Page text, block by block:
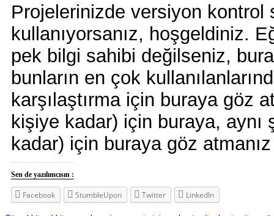
Projelerinizde versiyon kontrol
kullanıyorsanız, hoşgeldiniz.
pek bilgi sahibi değilseniz,
bunların en çok
karşılaştırma için buraya göz
kişiye kadar) için buraya,
kadar) için buraya göz
Sen de yazılımcısın :
Facebook StumbleUpon Twitter LinkedIn